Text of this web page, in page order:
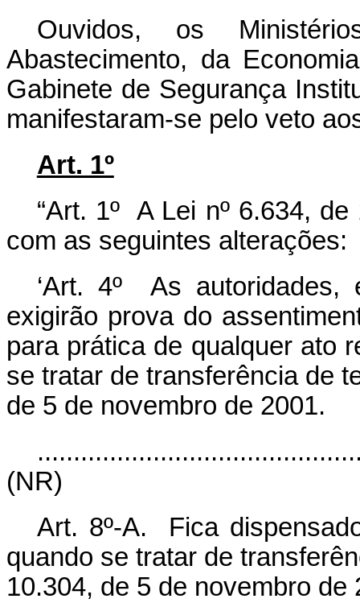
Ouvidos, os
Abastecimento, da
Gabinete de Segurança
manifestaram-se pelo veto
Art. 1º
“Art. 1º A Lei nº 6.634,
com as seguintes alterações:
‘Art. 4º As autoridades,
exigirão prova do
para prática de qualquer ato
se tratar de transferência de
de 5 de novembro de 2001.
(NR)
Art. 8º-A. Fica
quando se tratar de
10.304, de 5 de novembro de